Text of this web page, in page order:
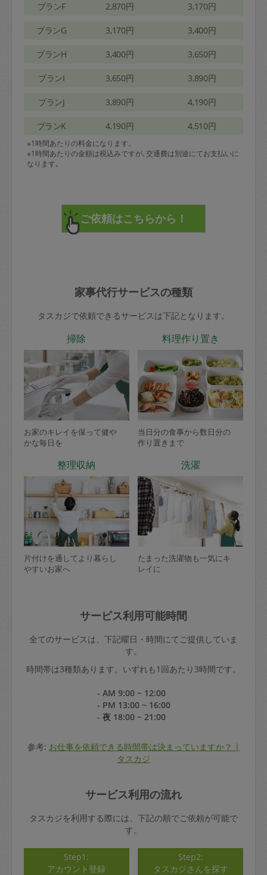
プランF 2,870円 3,170円
プランG 3,170円 3,400円
プランH 3,400円 3,650円
プランI 3,650円 3,890円
プランJ 3,890円 4,190円
プランK 4,190円 4,510円
※1時間あたりの料金になります。
※1時間あたりの金額は税込みですが､交通費は別途にてお支払いに
なります｡
家事代行サービスの種類
タスカジで依頼できるサービスは下記となります。
掃除
お家のキレイを保って健や
かな毎日を
料理作り置き
当日分の食事から数日分の
作り置きまで
整理収納
片付けを通してより暮らし
やすいお家へ
洗濯
たまった洗濯物も一気にキ
レイに
サービス利用可能時間
全てのサービスは、下記曜日・時間にてご提供していま
す。
時間帯は3種類あります。いずれも1回あたり3時間です。
- AM 9:00 ~ 12:00
- PM 13:00 ~ 16:00
- 夜 18:00 ~ 21:00
参考: お仕事を依頼できる時間帯は決まっていますか？ |
タスカジ
サービス利用の流れ
タスカジを利用する際には、下記の順でご依頼が可能で
す。
Step1:
アカウント登録
Step2:
タスカジさんを探す